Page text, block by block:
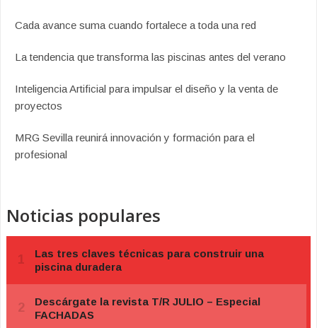
Cada avance suma cuando fortalece a toda una red
La tendencia que transforma las piscinas antes del verano
Inteligencia Artificial para impulsar el diseño y la venta de
proyectos
MRG Sevilla reunirá innovación y formación para el
profesional
Noticias populares